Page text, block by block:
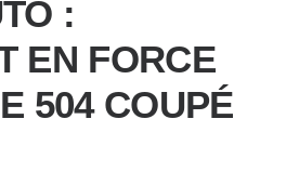
:
EN FORCE
504 COUPÉ